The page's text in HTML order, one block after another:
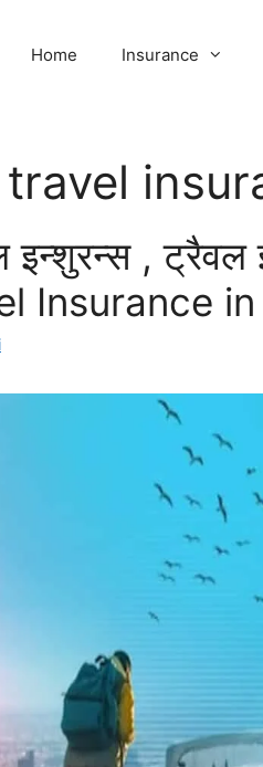
Home Insurance
, ट्रैवल
Insurance